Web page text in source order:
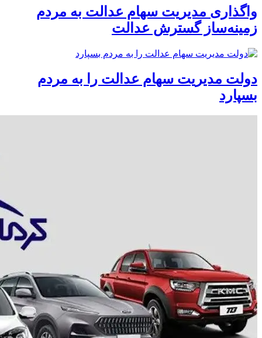
واگذاری مدیریت سهام عدالت به مردم
زمینه‌ساز گسترش عدالت
دولت مدیریت سهام عدالت را به مردم
بسپارد